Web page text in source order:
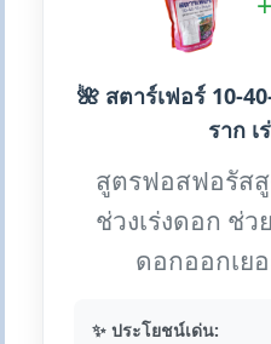
🌺 สตาร์เฟอร์ 10-
ราก เ
สูตรฟอสฟอรัสสู
ช่วงเร่งดอก ช่
ดอกออกเย
✨ ประโยชน์เด่น: